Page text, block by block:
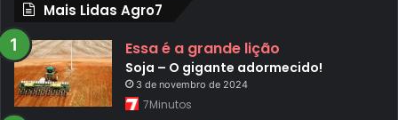
Mais Lidas Agro7
Essa é a grande lição
Soja – O gigante adormecido!
3 de novembro de 2024
7Minutos